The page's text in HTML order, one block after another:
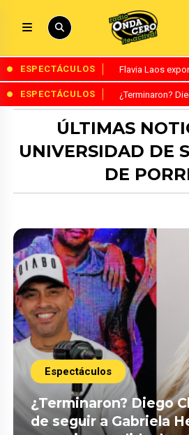
ESPECTÁCULOS Flavia Laos
ESPECTÁCULOS ¿Terminaron?
ÚLTIMAS
UNIVERSIDAD DE
DE
Espectáculos
¿Terminaron? Diego
de seguir a Gabriela